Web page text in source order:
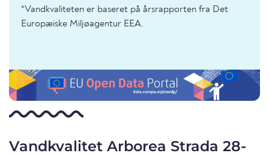
*Vandkvaliteten er baseret på årsrapporten fra Det
Europæiske Miljøagentur EEA.
Vandkvalitet Arborea Strada 28-